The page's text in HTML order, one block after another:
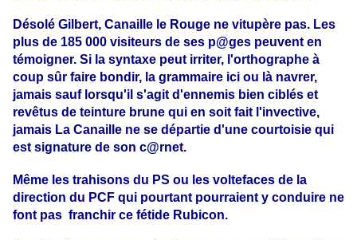
Désolé Gilbert, Canaille le Rouge ne vitupère pas. Les
plus de 185 000 visiteurs de ses p@ges peuvent en
témoigner. Si la syntaxe peut irriter, l'orthographe à
coup sûr faire bondir, la grammaire ici ou là navrer,
jamais sauf lorsqu'il s'agit d'ennemis bien ciblés et
revêtus de teinture brune qui en soit fait l'invective,
jamais La Canaille ne se départie d'une courtoisie qui
est signature de son c@rnet.
Même les trahisons du PS ou les voltefaces de la
direction du PCF qui pourtant pourraient y conduire ne
font pas franchir ce fétide Rubicon.